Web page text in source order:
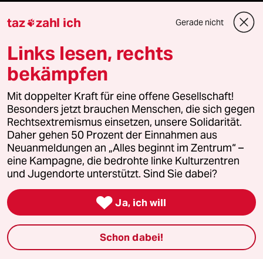
Mehr taz Angebote
Reisen
Kantine
Shop
Anzeigen
Fragen & Hilfe
Feedback
taz zahl ich Gerade nicht
Links lesen, rechts
bekämpfen
Mit doppelter Kraft für eine offene Gesellschaft!
Besonders jetzt brauchen Menschen, die sich gegen
Rechtsextremismus einsetzen, unsere Solidarität.
Daher gehen 50 Prozent der Einnahmen aus
Neuanmeldungen an „Alles beginnt im Zentrum“ –
eine Kampagne, die bedrohte linke Kulturzentren
und Jugendorte unterstützt. Sind Sie dabei?
 Ja, ich will
Schon dabei!